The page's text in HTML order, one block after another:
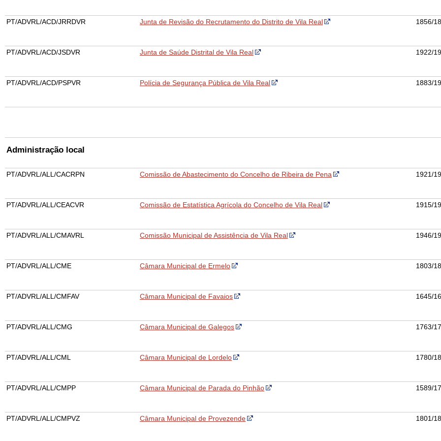
PT/ADVRL/ACD/JRRDVR Junta de Revisão do Recrutamento do Distrito de Vila Real 1856/
PT/ADVRL/ACD/JSDVR Junta de Saúde Distrital de Vila Real 1922/
PT/ADVRL/ACD/PSPVR Polícia de Segurança Pública de Vila Real 1883/
Administração local
PT/ADVRL/ALL/CACRPN Comissão de Abastecimento do Concelho de Ribeira de Pena 1921/
PT/ADVRL/ALL/CEACVR Comissão de Estatística Agrícola do Concelho de Vila Real 1915/
PT/ADVRL/ALL/CMAVRL Comissão Municipal de Assistência de Vila Real 1946/
PT/ADVRL/ALL/CME Câmara Municipal de Ermelo 1803/
PT/ADVRL/ALL/CMFAV Câmara Municipal de Favaios 1645/
PT/ADVRL/ALL/CMG Câmara Municipal de Galegos 1763/
PT/ADVRL/ALL/CML Câmara Municipal de Lordelo 1780/
PT/ADVRL/ALL/CMPP Câmara Municipal de Parada do Pinhão 1589/
PT/ADVRL/ALL/CMPVZ Câmara Municipal de Provezende 1801/